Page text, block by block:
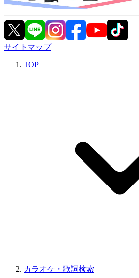
サイトマップ
TOP
カラオケ・歌詞検索